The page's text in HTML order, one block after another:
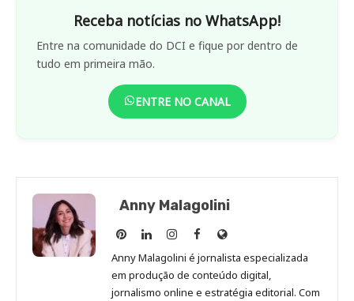
Receba notícias no WhatsApp!
Entre na comunidade do DCI e fique por dentro de
tudo em primeira mão.
ENTRE NO CANAL
Anny Malagolini
Anny
Malagolini
no
Pinterest
Anny
Malagolini
no
LinkedIn
Anny
Malagolini
no
Instagram
Anny
Malagolini
no
Facebook
Site
de
Anny
Malagolini
Anny Malagolini é jornalista especializada
em produção de conteúdo digital,
jornalismo online e estratégia editorial. Com